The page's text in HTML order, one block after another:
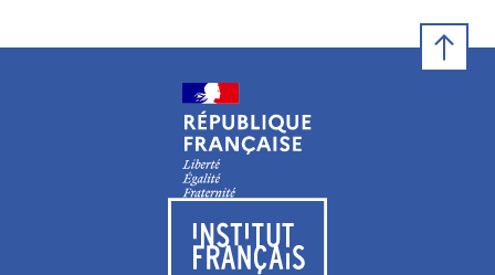
Visiter le site de l’Institut français